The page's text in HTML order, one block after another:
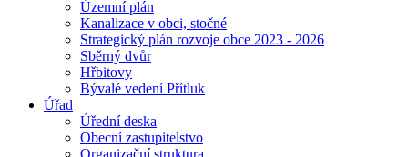
Územní plán
Kanalizace v obci, stočné
Strategický plán rozvoje obce 2023 - 2026
Sběrný dvůr
Hřbitovy
Bývalé vedení Přítluk
Úřad
Úřední deska
Obecní zastupitelstvo
Organizační struktura